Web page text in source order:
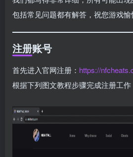
包括常见问题都有解答，祝您游戏愉
注册账号
首先进入官网注册： https://
根据下列图文教程步骤完成注册工作